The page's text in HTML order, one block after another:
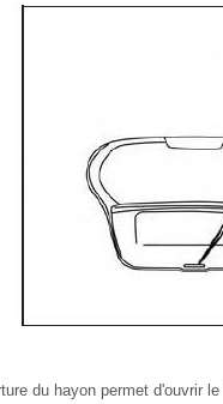
du hayon permet d'ouvrir